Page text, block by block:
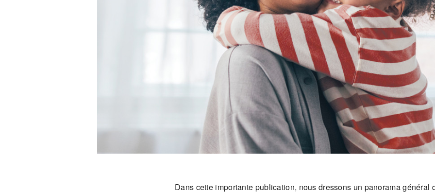
Dans cette importante publication, nous dressons un panorama général